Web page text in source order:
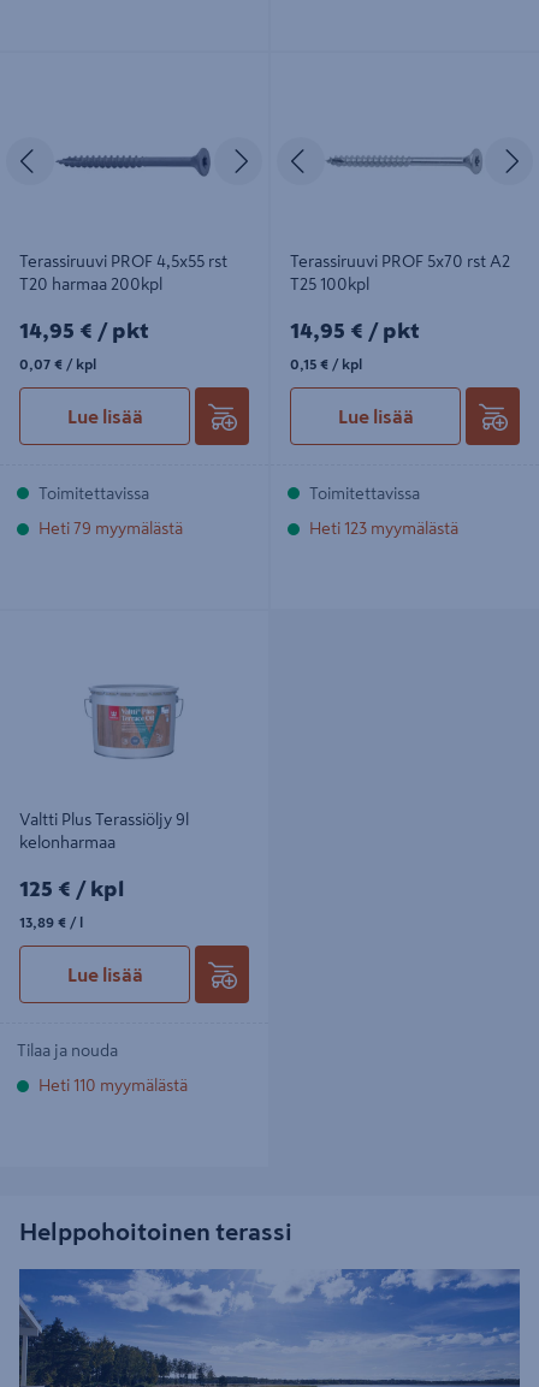
Seuraava
Terassiruuvi PROF 4,5x55 rst
T20 harmaa 200kpl
14,95€/pkt
14,95 € / pkt
0,07€/kpl
0,07 € / kpl
Lue lisää
Toimitettavissa
Heti 79 myymälästä
Terassiruuvi PROF 5x70 rst A2
T25 100kpl
14,95€/pkt
14,95 € / pkt
0,15€/kpl
0,15 € / kpl
Lue lisää
Toimitettavissa
Heti 123 myymälästä
Valtti Plus Terassiöljy 9l
kelonharmaa
125€/kpl
125 € / kpl
13,89 € / l
Lue lisää
Tilaa ja nouda
Heti 110 myymälästä
Helppohoitoinen terassi